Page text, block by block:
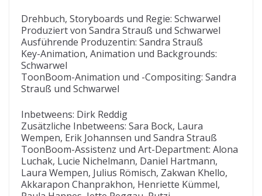
Drehbuch, Storyboards und Regie: Schwarwel
Produziert von Sandra Strauß und Schwarwel
Ausführende Produzentin: Sandra Strauß
Key-Animation, Animation und Backgrounds:
Schwarwel
ToonBoom-Animation und -Compositing: Sandra
Strauß und Schwarwel
Inbetweens: Dirk Reddig
Zusätzliche Inbetweens: Sara Bock, Laura
Wempen, Erik Johannsen und Sandra Strauß
ToonBoom-Assistenz und Art-Department: Alona
Luchak, Lucie Nichelmann, Daniel Hartmann,
Laura Wempen, Julius Römisch, Zakwan Khello,
Akkarapon Chanprakhon, Henriette Kümmel,